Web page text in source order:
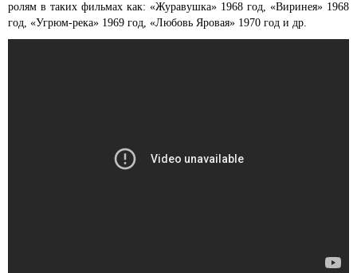
ролям в таких фильмах как: «Журавушка» 1968 год, «Виринея» 1968
год, «Угрюм-река» 1969 год, «Любовь Яровая» 1970 год и др.